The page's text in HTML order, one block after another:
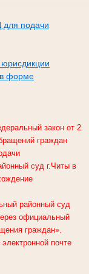
подачи
в форме
закон от 2
граждан
суд г.Читы в
районный суд
официальный
граждан».
почте